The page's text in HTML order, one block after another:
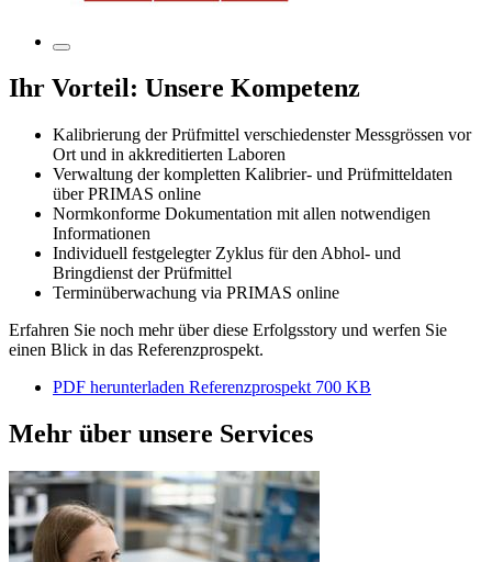
Ihr Vorteil: Unsere Kompetenz
Kalibrierung der Prüfmittel verschiedenster Messgrössen vor
Ort und in akkreditierten Laboren
Verwaltung der kompletten Kalibrier- und Prüfmitteldaten
über PRIMAS online
Normkonforme Dokumentation mit allen notwendigen
Informationen
Individuell festgelegter Zyklus für den Abhol- und
Bringdienst der Prüfmittel
Terminüberwachung via PRIMAS online
Erfahren Sie noch mehr über diese Erfolgsstory und werfen Sie
einen Blick in das Referenzprospekt.
PDF herunterladen Referenzprospekt 700 KB
Mehr über unsere Services